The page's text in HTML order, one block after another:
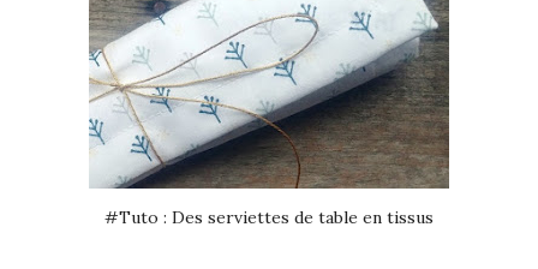
#Tuto : Des serviettes de table en tissus